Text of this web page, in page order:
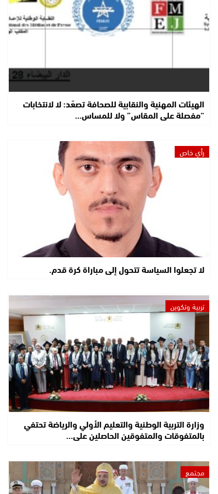
الهيئات المهنية والنقابية للصحافة تصعّد: لا لانتخابات
“مفصلة على المقاس” ولا للمساس…
رأي خاص
لا تجعلوا السياسة تتحول إلى مباراة كرة قدم.
تربية وتكوين
وزارة التربية الوطنية والتعليم الأولي والرياضة تحتفي
بالمتفوقات والمتفوقين الحاصلين على…
مجتمع